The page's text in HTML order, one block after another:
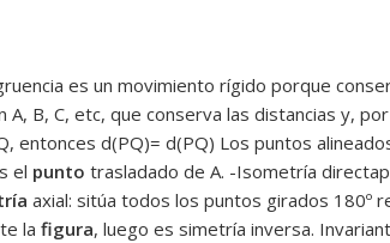
es un movimiento rígido porque
B, C, etc, que conserva las distancias y,
entonces d(PQ)= d(PQ) Los puntos
el punto trasladado de A. -Isometría
axial: sitúa todos los puntos girados 180º
la figura, luego es simetría inversa.